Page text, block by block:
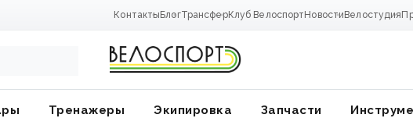
Контакты БлогТрансферКлуб Велоспорт Новости Велостудия
Тренажеры Экипировка Запчасти